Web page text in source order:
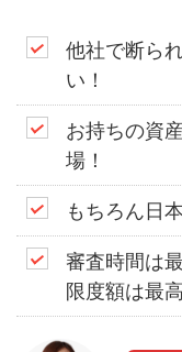
他社で断ら
い！
お持ちの資
場！
もちろん日
審査時間は
限度額は最